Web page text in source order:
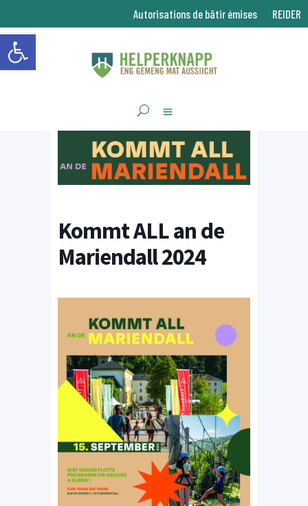
Ouvrir la barre d’outils
Autorisations de bâtir émises REIDER
Kommt ALL an de
Mariendall 2024